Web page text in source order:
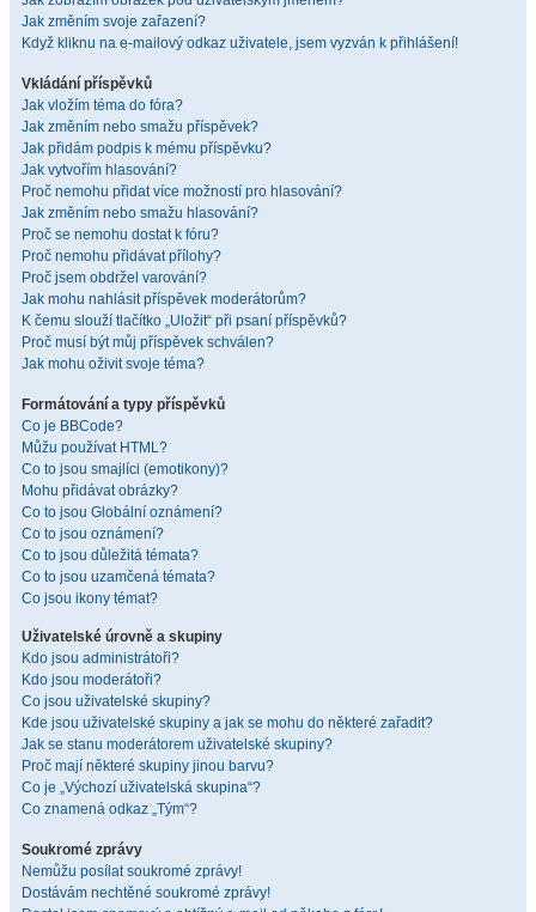
Jak změním svoje zařazení?
Když kliknu na e-mailový odkaz uživatele, jsem vyzván k přihlášení!
Vkládání příspěvků
Jak vložím téma do fóra?
Jak změním nebo smažu příspěvek?
Jak přidám podpis k mému příspěvku?
Jak vytvořím hlasování?
Proč nemohu přidat více možností pro hlasování?
Jak změním nebo smažu hlasování?
Proč se nemohu dostat k fóru?
Proč nemohu přidávat přílohy?
Proč jsem obdržel varování?
Jak mohu nahlásit příspěvek moderátorům?
K čemu slouží tlačítko „Uložit“ při psaní příspěvků?
Proč musí být můj příspěvek schválen?
Jak mohu oživit svoje téma?
Formátování a typy příspěvků
Co je BBCode?
Můžu používat HTML?
Co to jsou smajlíci (emotikony)?
Mohu přidávat obrázky?
Co to jsou Globální oznámení?
Co to jsou oznámení?
Co to jsou důležitá témata?
Co to jsou uzamčená témata?
Co jsou ikony témat?
Uživatelské úrovně a skupiny
Kdo jsou administrátoři?
Kdo jsou moderátoři?
Co jsou uživatelské skupiny?
Kde jsou uživatelské skupiny a jak se mohu do některé zařadit?
Jak se stanu moderátorem uživatelské skupiny?
Proč mají některé skupiny jinou barvu?
Co je „Výchozí uživatelská skupina“?
Co znamená odkaz „Tým“?
Soukromé zprávy
Nemůžu posílat soukromé zprávy!
Dostávám nechtěné soukromé zprávy!